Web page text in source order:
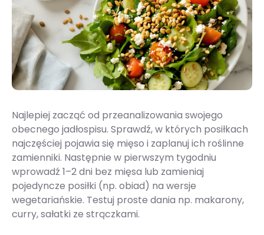
Najlepiej zacząć od przeanalizowania swojego
obecnego jadłospisu. Sprawdź, w których posiłkach
najczęściej pojawia się mięso i zaplanuj ich roślinne
zamienniki. Następnie w pierwszym tygodniu
wprowadź 1–2 dni bez mięsa lub zamieniaj
pojedyncze posiłki (np. obiad) na wersje
wegetariańskie. Testuj proste dania np. makarony,
curry, sałatki ze strączkami.